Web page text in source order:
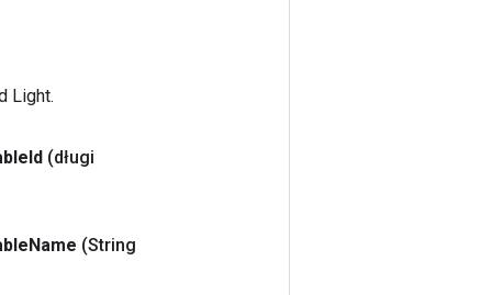
Light.
Id (długi
Name (String